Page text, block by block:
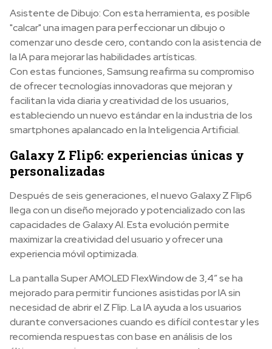
Asistente de Dibujo: Con esta herramienta, es posible
"calcar" una imagen para perfeccionar un dibujo o
comenzar uno desde cero, contando con la asistencia de
la IA para mejorar las habilidades artísticas.
Con estas funciones, Samsung reafirma su compromiso
de ofrecer tecnologías innovadoras que mejoran y
facilitan la vida diaria y creatividad de los usuarios,
estableciendo un nuevo estándar en la industria de los
smartphones apalancado en la Inteligencia Artificial.
Galaxy Z Flip6: experiencias únicas y
personalizadas
Después de seis generaciones, el nuevo Galaxy Z Flip6
llega con un diseño mejorado y potencializado con las
capacidades de Galaxy AI. Esta evolución permite
maximizar la creatividad del usuario y ofrecer una
experiencia móvil optimizada.
La pantalla Super AMOLED FlexWindow de 3,4” se ha
mejorado para permitir funciones asistidas por IA sin
necesidad de abrir el Z Flip. La IA ayuda a los usuarios
durante conversaciones cuando es difícil contestar y les
recomienda respuestas con base en análisis de los